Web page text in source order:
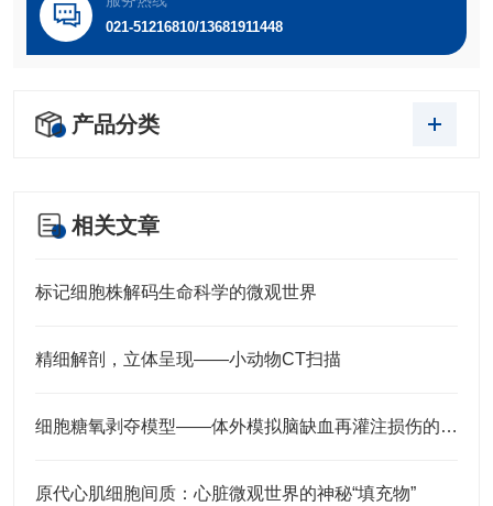
021-51216810/13681911448
产品分类
相关文章
标记细胞株解码生命科学的微观世界
精细解剖，立体呈现——小动物CT扫描
细胞糖氧剥夺模型——体外模拟脑缺血再灌注损伤的原理与应用
原代心肌细胞间质：心脏微观世界的神秘“填充物”